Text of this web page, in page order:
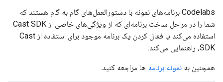
Codelabs برنامه‌های نمونه با دستورالعمل‌های گام به گام هستند که
شما را در مراحل ساخت برنامه‌ای که از ویژگی‌های خاصی از Cast SDK
استفاده می‌کند یا فعال کردن یک برنامه موجود برای استفاده از Cast
SDK، راهنمایی می‌کند.
همچنین به نمونه برنامه ها مراجعه کنید.